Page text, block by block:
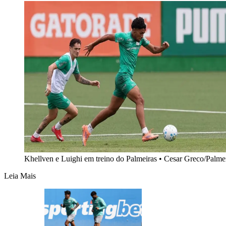
Khellven e Luighi em treino do Palmeiras • Cesar Greco/
Leia Mais